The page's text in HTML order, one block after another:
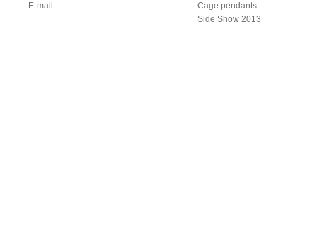
E-mail
Cage pendants
Side Show 2013